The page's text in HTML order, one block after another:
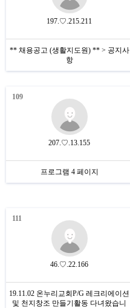
197.♡.215.211
** 채용공고 (생활지도원) ** > 공지사
항
109
207.♡.13.155
프로그램 4 페이지
111
46.♡.22.166
19.11.02 온누리교회P/G 레크리에이션
및 천지창조 만들기활동 다녀왔습니